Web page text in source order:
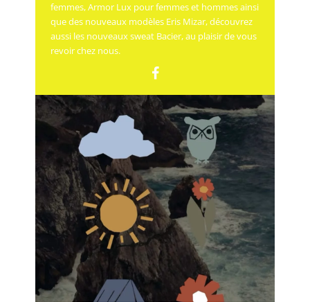
femmes, Armor Lux pour femmes et hommes ainsi
que des nouveaux modèles Eris Mizar, découvrez
aussi les nouveaux sweat Bacier, au plaisir de vous
revoir chez nous.